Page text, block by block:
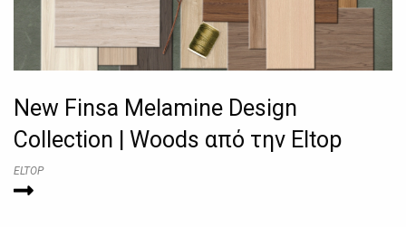
New Finsa Melamine Design
Collection | Woods από την Eltop
ELTOP